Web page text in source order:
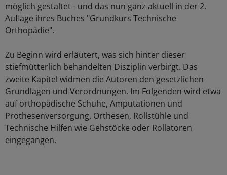
möglich gestaltet - und das nun ganz aktuell in der 2.
Auflage ihres Buches "Grundkurs Technische
Orthopädie".
Zu Beginn wird erläutert, was sich hinter dieser
stiefmütterlich behandelten Disziplin verbirgt. Das
zweite Kapitel widmen die Autoren den gesetzlichen
Grundlagen und Verordnungen. Im Folgenden wird etwa
auf orthopädische Schuhe, Amputationen und
Prothesenversorgung, Orthesen, Rollstühle und
Technische Hilfen wie Gehstöcke oder Rollatoren
eingegangen.